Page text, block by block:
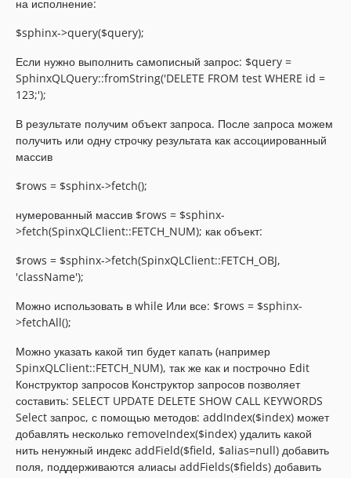
на исполнение:
$sphinx->query($query);
Если нужно выполнить самописный запрос: $query =
SphinxQLQuery::fromString('DELETE FROM test WHERE id =
123;');
В результате получим объект запроса. После запроса можем
получить или одну строчку результата как ассоциированный
массив
$rows = $sphinx->fetch();
нумерованный массив $rows = $sphinx-
>fetch(SpinxQLClient::FETCH_NUM); как объект:
$rows = $sphinx->fetch(SpinxQLClient::FETCH_OBJ,
'className');
Можно использовать в while Или все: $rows = $sphinx-
>fetchAll();
Можно указать какой тип будет капать (например
SpinxQLClient::FETCH_NUM), так же как и построчно Edit
Конструктор запросов Конструктор запросов позволяет
составить: SELECT UPDATE DELETE SHOW CALL KEYWORDS
Select запрос, с помощью методов: addIndex($index) может
добавлять несколько removeIndex($index) удалить какой
нить ненужный индекс addField($field, $alias=null) добавить
поля, поддерживаются алиасы addFields($fields) добавить